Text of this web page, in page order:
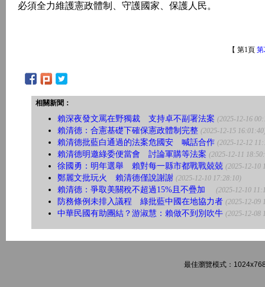
必須全力維護憲政體制、守護國家、保護人民。
【 第1頁 第
相關新聞：
賴深夜發文罵在野獨裁 支持卓不副署法案 (2025-12-16
賴清德：合憲基礎下確保憲政體制完整 (2025-12-15
賴清德批藍白通過的法案危國安 喊話合作 (2025-12-12
賴清德明邀綠委便當會 討論軍購等法案 (2025-12-11
徐國勇：明年選舉 賴對每一縣市都戰戰兢兢 (2025-12-10
鄭麗文批玩火 賴清德僅說謝謝 (2025-12-10 17:28:10)
賴清德：爭取美關稅不超過15%且不疊加 (2025-12-10
防務條例未排入議程 綠批藍中國在地協力者 (2025-12-09
中華民國有助團結？游淑慧：賴做不到別吹牛 (2025-12-08
最佳瀏覽模式：